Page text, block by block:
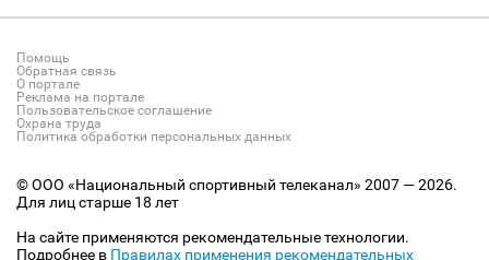
Помощь
Обратная связь
О портале
Реклама на портале
Пользовательское соглашение
Охрана труда
Политика обработки персональных данных
© ООО «Национальный спортивный телеканал» 2007 — 2026.
Для лиц старше 18 лет
На сайте применяются рекомендательные технологии.
Подробнее в Правилах применения рекомендательных